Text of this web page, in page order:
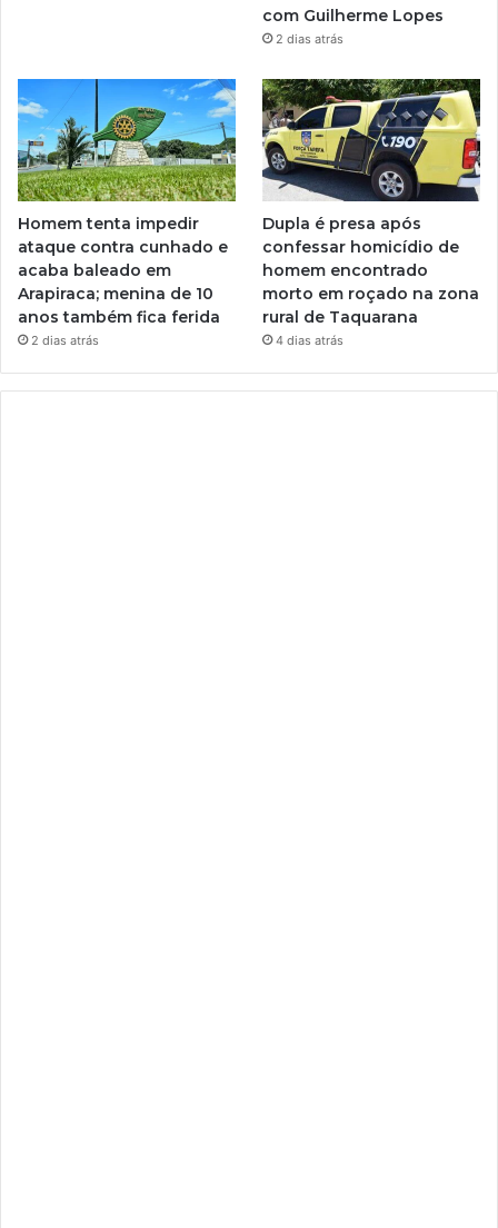
com Guilherme Lopes
2 dias atrás
Homem tenta impedir
ataque contra cunhado e
acaba baleado em
Arapiraca; menina de 10
anos também fica ferida
2 dias atrás
Dupla é presa após
confessar homicídio de
homem encontrado
morto em roçado na zona
rural de Taquarana
4 dias atrás